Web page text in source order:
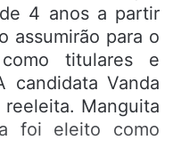
4 anos a partir
assumirão para o
titulares e
candidata Vanda
Manguita
foi eleito como